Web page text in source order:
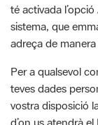
Per a qualsevol
teves dades
vostra disposició
d’on us atendrà
Tot i que creiem
qüestió